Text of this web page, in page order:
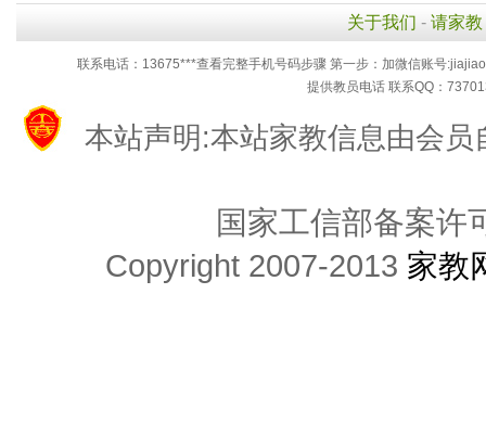
关于我们 - 请家教
联系电话：13675***查看完整手机号码步骤 第一步：加微信账号
提供教员电话 联系QQ：
本站声明:本站家教信息由会
国家工信部备案许
Copyright 2007-2013 家教